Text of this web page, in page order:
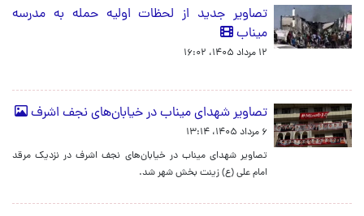
تصاویر جدید از لحظات اولیه حمله به مدرسه
میناب
۱۲ مرداد ۱۴۰۵، ۱۶:۰۲
تصاویر شهدای میناب در خیابان‌های نجف اشرف
۶ مرداد ۱۴۰۵، ۱۳:۱۴
تصاویر شهدای میناب در خیابان‌های نجف اشرف در نزدیک مرقد
امام علی (ع) زینت بخش شهر شد.